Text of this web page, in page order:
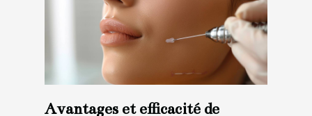
Avantages et efficacité de